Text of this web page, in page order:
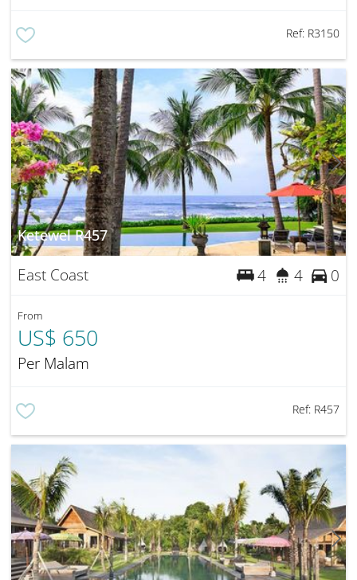
Ref: R3150
Ketewel R457
East Coast 4 4 0
From
US$ 650
Per Malam
Ref: R457